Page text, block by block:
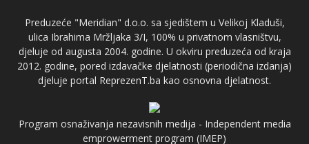
Preduzeće "Meridian" d.o.o. sa sjedištem u Velikoj Kladuši,
ulica Ibrahima Mržljaka 3/I, 100% u privatnom vlasništvu,
djeluje od augusta 2004. godine. U okviru preduzeća od kraja
2012. godine, pored izdavačke djelatnosti (periodična izdanja)
djeluje portal ReprezenT.ba kao osnovna djelatnost.
Program osnaživanja nezavisnih medija - Independent media
emprowerment program (IMEP)